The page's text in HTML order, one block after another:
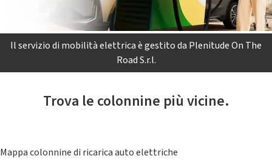
Il servizio di mobilità elettrica è gestito da Plenitude On The
Road S.r.l.
Trova le colonnine più vicine.
Mappa colonnine di ricarica auto elettriche